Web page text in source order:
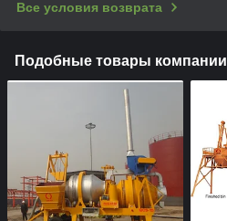
Все условия возврата
Подобные товары компании